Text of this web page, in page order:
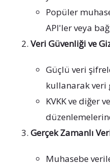
Popüler
API'ler veya
Veri Güvenliği ve
Güçlü veri
kullanarak veri
KVKK ve diğer
Gerçek Zamanlı
Muhasebe